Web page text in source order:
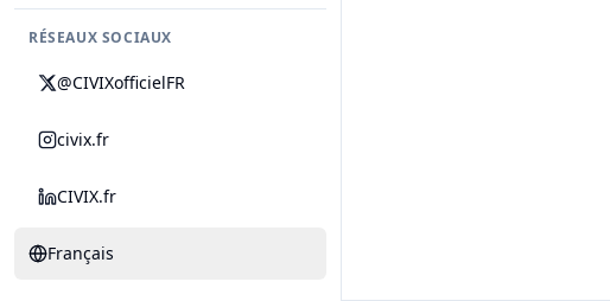
RÉSEAUX SOCIAUX
@CIVIXofficielFR
civix.fr
CIVIX.fr
Français